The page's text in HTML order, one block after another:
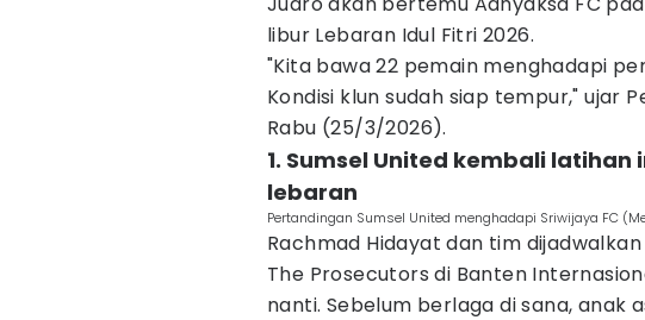
libur Lebaran Idul Fitri 2026.
"Kita bawa 22 pemain menghadapi
Kondisi klun sudah siap tempur," ujar
Rabu (25/3/2026).
1. Sumsel United kembali
lebaran
Pertandingan Sumsel United menghadapi Sriwijaya FC
Rachmad Hidayat dan tim
The Prosecutors di Banten
nanti. Sebelum berlaga di sana, anak